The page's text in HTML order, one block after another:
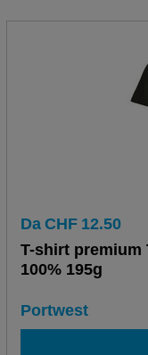
Da CHF 12.50
T-shirt premium
100% 195g
Portwest